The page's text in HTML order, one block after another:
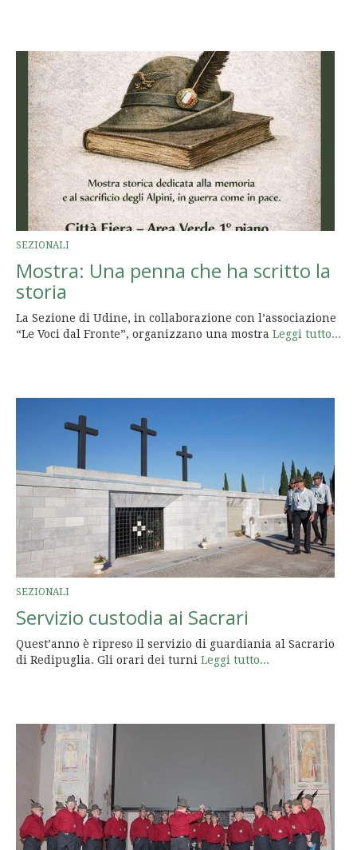
SEZIONALI
Mostra: Una penna che ha scritto la
storia
La Sezione di Udine, in collaborazione con l’associazione
“Le Voci dal Fronte”, organizzano una mostra Leggi tutto...
SEZIONALI
Servizio custodia ai Sacrari
Quest’anno è ripreso il servizio di guardiania al Sacrario
di Redipuglia. Gli orari dei turni Leggi tutto...